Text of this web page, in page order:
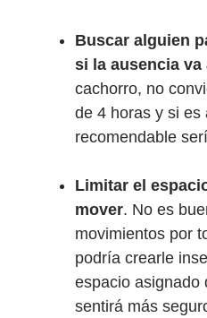
Buscar alguien
si la ausencia va
cachorro, no
de 4 horas y si es
recomendable
Limitar el
mover. No es
movimientos por
podría crearle
espacio asignado
sentirá más